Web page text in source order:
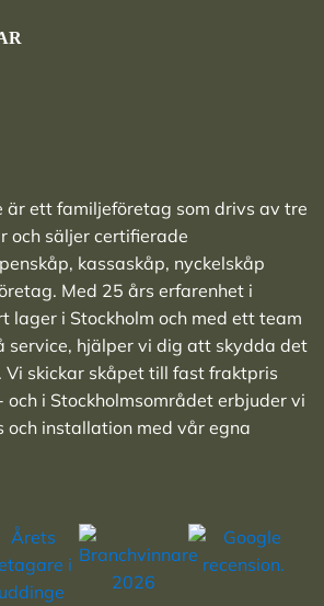
är ett familjeföretag som drivs av tre
och säljer certifierade
, kassaskåp, nyckelskåp
Med 25 års erfarenhet i
lager i Stockholm och med ett team
service, hjälper vi dig att skydda det
Vi skickar skåpet till fast fraktpris
och i Stockholmsområdet erbjuder vi
och installation med vår egna